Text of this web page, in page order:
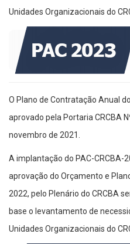
Unidades Organizacionais do
O Plano de Contratação Anual
aprovado pela Portaria CRCBA
novembro de 2021.
A implantação do PAC-CRCBA-
aprovação do Orçamento e
2022, pelo Plenário do CRCBA
base o levantamento de
Unidades Organizacionais do